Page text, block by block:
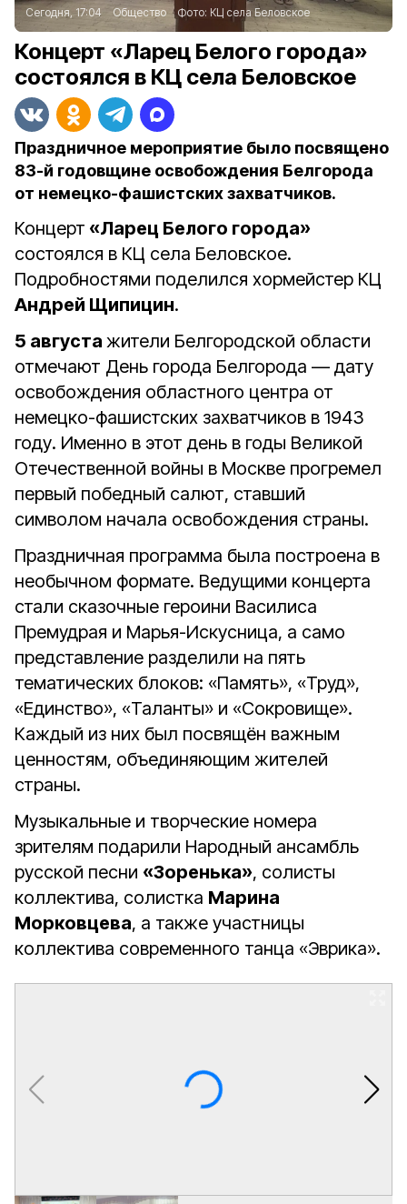
Сегодня, 17:04 Общество Фото: КЦ села Беловское
Концерт «Ларец Белого города»
состоялся в КЦ села Беловское
Праздничное мероприятие было посвящено
83-й годовщине освобождения Белгорода
от немецко-фашистских захватчиков.
Концерт «Ларец Белого города»
состоялся в КЦ села Беловское.
Подробностями поделился хормейстер КЦ
Андрей Щипицин.
5 августа жители Белгородской области
отмечают День города Белгорода — дату
освобождения областного центра от
немецко-фашистских захватчиков в 1943
году. Именно в этот день в годы Великой
Отечественной войны в Москве прогремел
первый победный салют, ставший
символом начала освобождения страны.
Праздничная программа была построена в
необычном формате. Ведущими концерта
стали сказочные героини Василиса
Премудрая и Марья-Искусница, а само
представление разделили на пять
тематических блоков: «Память», «Труд»,
«Единство», «Таланты» и «Сокровище».
Каждый из них был посвящён важным
ценностям, объединяющим жителей
страны.
Музыкальные и творческие номера
зрителям подарили Народный ансамбль
русской песни «Зоренька», солисты
коллектива, солистка Марина
Морковцева, а также участницы
коллектива современного танца «Эврика».